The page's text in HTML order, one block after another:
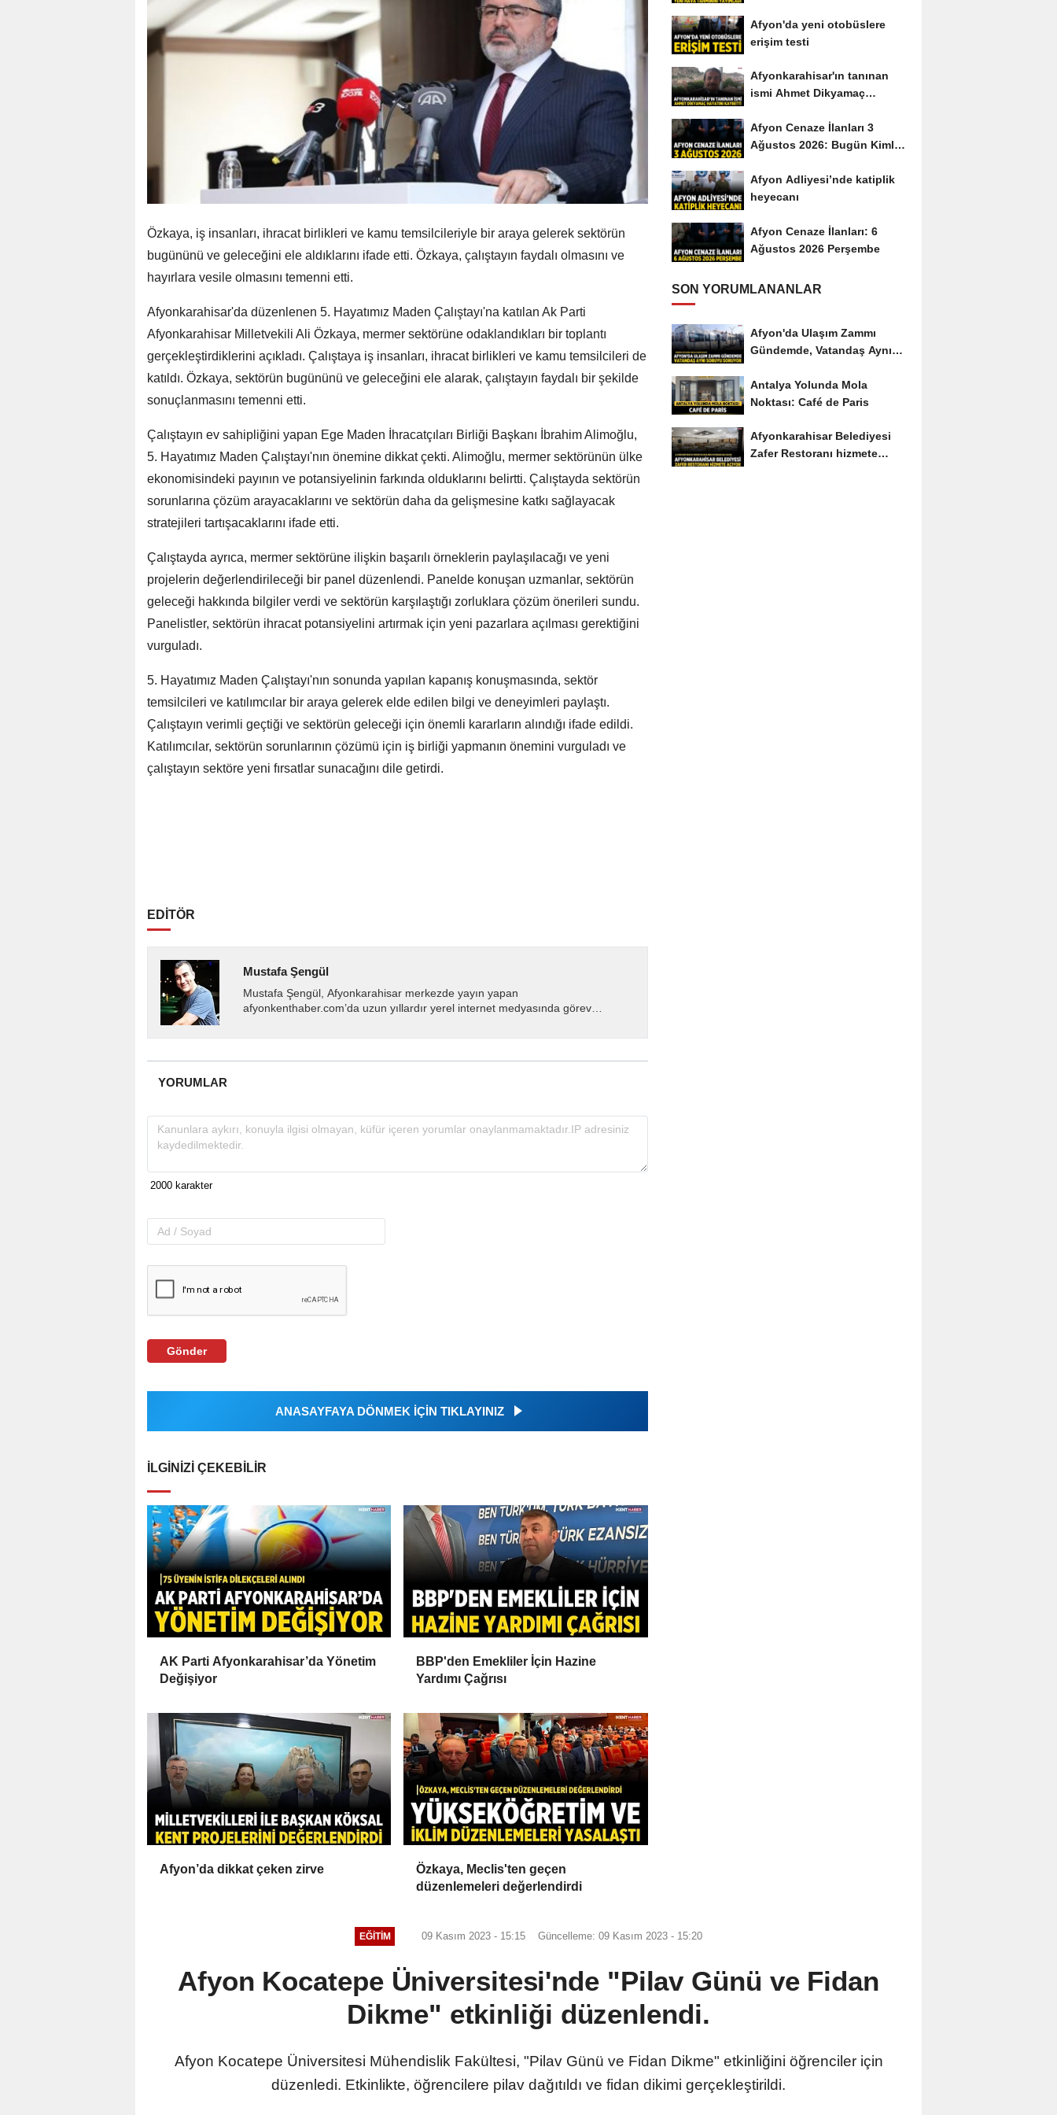
Özkaya, iş insanları, ihracat birlikleri ve kamu temsilcileriyle bir araya gelerek sektörün
bugününü ve geleceğini ele aldıklarını ifade etti. Özkaya, çalıştayın faydalı olmasını ve
hayırlara vesile olmasını temenni etti.
Afyonkarahisar'da düzenlenen 5. Hayatımız Maden Çalıştayı'na katılan Ak Parti
Afyonkarahisar Milletvekili Ali Özkaya, mermer sektörüne odaklandıkları bir toplantı
gerçekleştirdiklerini açıkladı. Çalıştaya iş insanları, ihracat birlikleri ve kamu temsilcileri de
katıldı. Özkaya, sektörün bugününü ve geleceğini ele alarak, çalıştayın faydalı bir şekilde
sonuçlanmasını temenni etti.
Çalıştayın ev sahipliğini yapan Ege Maden İhracatçıları Birliği Başkanı İbrahim Alimoğlu,
5. Hayatımız Maden Çalıştayı'nın önemine dikkat çekti. Alimoğlu, mermer sektörünün ülke
ekonomisindeki payının ve potansiyelinin farkında olduklarını belirtti. Çalıştayda sektörün
sorunlarına çözüm arayacaklarını ve sektörün daha da gelişmesine katkı sağlayacak
stratejileri tartışacaklarını ifade etti.
Çalıştayda ayrıca, mermer sektörüne ilişkin başarılı örneklerin paylaşılacağı ve yeni
projelerin değerlendirileceği bir panel düzenlendi. Panelde konuşan uzmanlar, sektörün
geleceği hakkında bilgiler verdi ve sektörün karşılaştığı zorluklara çözüm önerileri sundu.
Panelistler, sektörün ihracat potansiyelini artırmak için yeni pazarlara açılması gerektiğini
vurguladı.
5. Hayatımız Maden Çalıştayı'nın sonunda yapılan kapanış konuşmasında, sektör
temsilcileri ve katılımcılar bir araya gelerek elde edilen bilgi ve deneyimleri paylaştı.
Çalıştayın verimli geçtiği ve sektörün geleceği için önemli kararların alındığı ifade edildi.
Katılımcılar, sektörün sorunlarının çözümü için iş birliği yapmanın önemini vurguladı ve
çalıştayın sektöre yeni fırsatlar sunacağını dile getirdi.
EDİTÖR
Mustafa Şengül
Mustafa Şengül, Afyonkarahisar merkezde yayın yapan
afyonkenthaber.com’da uzun yıllardır yerel internet medyasında görev
YORUMLAR
Gönder
ANASAYFAYA DÖNMEK İÇİN TIKLAYINIZ
İLGINIZI ÇEKEBILIR
AK Parti Afyonkarahisar’da Yönetim
Değişiyor
BBP'den Emekliler İçin Hazine
Yardımı Çağrısı
Afyon’da dikkat çeken zirve
Özkaya, Meclis'ten geçen
düzenlemeleri değerlendirdi
Afyon'da yeni otobüslere
erişim testi
Afyonkarahisar'ın tanınan
ismi Ahmet Dikyamaç
Afyon Cenaze İlanları 3
Ağustos 2026: Bugün Kimler
Afyon Adliyesi’nde katiplik
heyecanı
Afyon Cenaze İlanları: 6
Ağustos 2026 Perşembe
SON YORUMLANANLAR
Afyon'da Ulaşım Zammı
Gündemde, Vatandaş Aynı
Antalya Yolunda Mola
Noktası: Café de Paris
Afyonkarahisar Belediyesi
Zafer Restoranı hizmete
EĞITIM 09 Kasım 2023 - 15:15 Güncelleme: 09 Kasım 2023 - 15:20
Afyon Kocatepe Üniversitesi'nde "Pilav Günü ve Fidan
Dikme" etkinliği düzenlendi.
Afyon Kocatepe Üniversitesi Mühendislik Fakültesi, "Pilav Günü ve Fidan Dikme" etkinliğini öğrenciler için
düzenledi. Etkinlikte, öğrencilere pilav dağıtıldı ve fidan dikimi gerçekleştirildi.